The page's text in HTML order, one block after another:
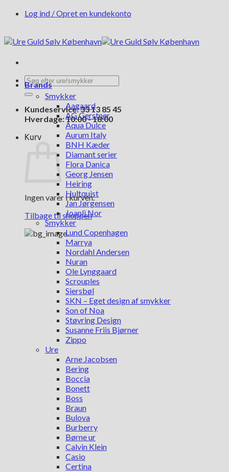
FortsætLog ind / Opret en kundekonto
Søg
efter:
Kundeservice: 33 13 85 45
Hverdage: 10:00 - 18:00
Kurv
Ingen varer i kurven.
Tilbage til shoppen
Brands
Smykker
Aagaard
AG Gerstner
Aqua Dulce
Aurum Italy
BNH Kæder
Diamant serier
Flora Danica
Georg Jensen
Heiring
Hultquist
Jan Jørgensen
Joanli Nor
Smykker
Lund Copenhagen
Marrya
Nordahl Andersen
Nuran
Ole Lynggaard
Scrouples
Siersbøl
SKN – Eget design af smykker
Son of Noa
Støvring Design
Susanne Friis Bjørner
Zippo
Ure
Arne Jacobsen
Bering
Boccia
Bonett
Boss
Braun
Bulova
Burberry
Børne ur
Calvin Klein
Casio
Certina